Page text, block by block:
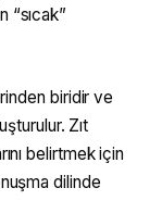
“sıcak”
biridir ve
Zıt
belirtmek için
dilinde